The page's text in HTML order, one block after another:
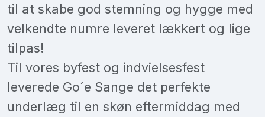
til at skabe god stemning og hygge med
velkendte numre leveret lækkert og lige
tilpas!
Til vores byfest og indvielsesfest
leverede Go´e Sange det perfekte
underlæg til en skøn eftermiddag med